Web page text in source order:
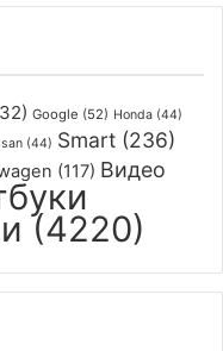
Google (52) Honda (44)
(44) Smart (236)
(117) Видео
(4220)